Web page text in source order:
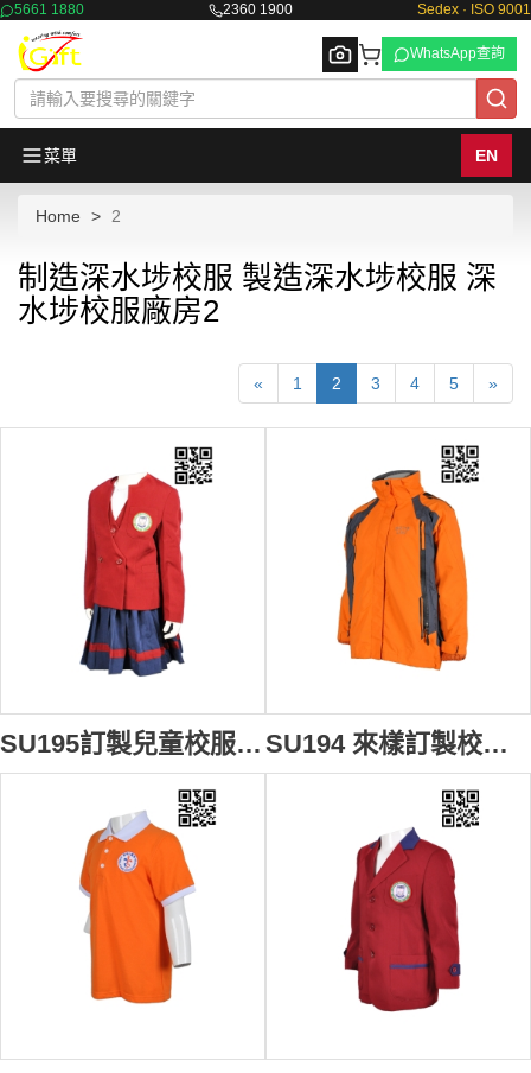
5661 1880 2360 1900 Sedex · ISO 9001
WhatsApp查詢
菜單 EN
Home 2
制造深水埗校服 製造深水埗校服 深
水埗校服廠房2
« 1 2 3 4 5 »
SU195訂製兒童校服 校服套裝 幼兒園校服訂造 訂做校服裙 校服派對 校服公司 SU194 來樣訂製校服外套 訂造個性校服風褸 繡花logo校服 訂做帶帽校服 校服制服製造商HK